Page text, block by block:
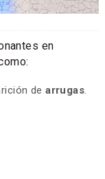
en
de arrugas.